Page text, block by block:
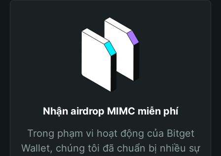
Nhận airdrop MIMC miễn phí
Trong phạm vi hoạt động của Bitget
Wallet, chúng tôi đã chuẩn bị nhiều sự